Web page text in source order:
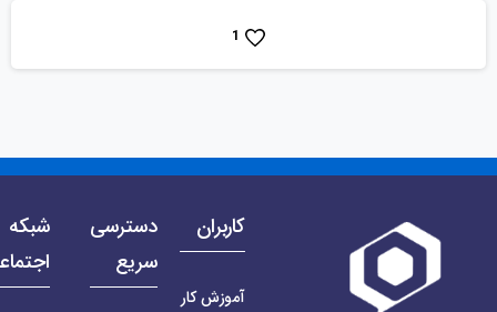
1
کاربران
آموزش کار
دسترسی
سریع